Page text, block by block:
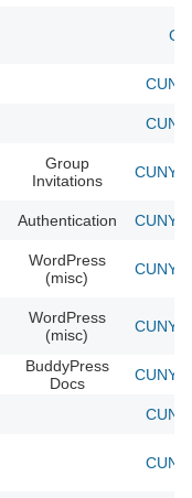
Group
Invitations
CUNY
Authentication CUNY
WordPress
(misc)
CUNY
WordPress
(misc)
CUNY
BuddyPress
Docs
CUNY